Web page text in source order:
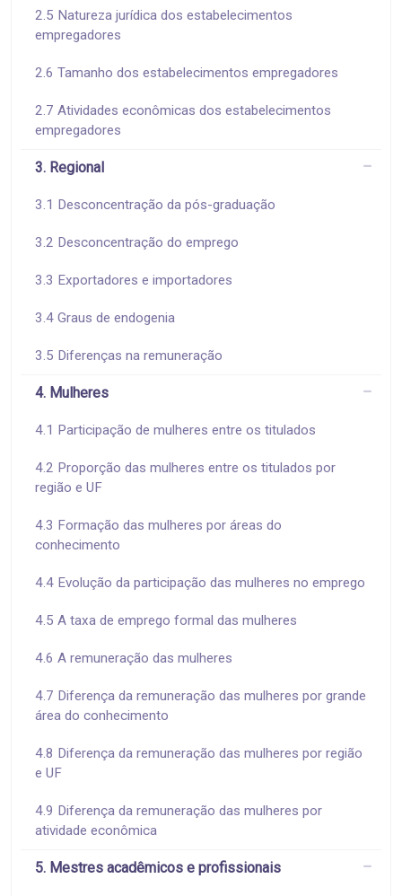
2.5 Natureza jurídica dos estabelecimentos
empregadores
2.6 Tamanho dos estabelecimentos empregadores
2.7 Atividades econômicas dos estabelecimentos
empregadores
3. Regional
3.1 Desconcentração da pós-graduação
3.2 Desconcentração do emprego
3.3 Exportadores e importadores
3.4 Graus de endogenia
3.5 Diferenças na remuneração
4. Mulheres
4.1 Participação de mulheres entre os titulados
4.2 Proporção das mulheres entre os titulados por
região e UF
4.3 Formação das mulheres por áreas do
conhecimento
4.4 Evolução da participação das mulheres no emprego
4.5 A taxa de emprego formal das mulheres
4.6 A remuneração das mulheres
4.7 Diferença da remuneração das mulheres por grande
área do conhecimento
4.8 Diferença da remuneração das mulheres por região
e UF
4.9 Diferença da remuneração das mulheres por
atividade econômica
5. Mestres acadêmicos e profissionais